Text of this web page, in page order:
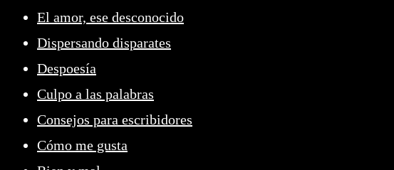
El amor, ese desconocido
Dispersando disparates
Despoesía
Culpo a las palabras
Consejos para escribidores
Cómo me gusta